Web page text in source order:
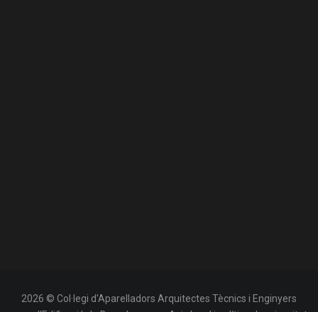
2026 © Col·legi d'Aparelladors Arquitectes Tècnics i Enginyers